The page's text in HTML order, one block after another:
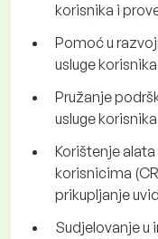
korisnika i
Pomoć u
usluge
Pružanje
usluge
Korištenje
korisnicima
prikupljanje
Sudjelovanje u